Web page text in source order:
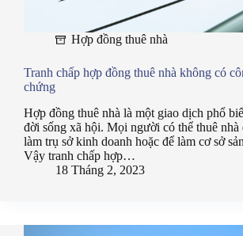
Hợp đồng thuê nhà
Tranh chấp hợp đồng thuê nhà không có
chứng
Hợp đồng thuê nhà là một giao dịch phổ
đời sống xã hội. Mọi người có thể thuê nhà
làm trụ sở kinh doanh hoặc để làm cơ sở
Vậy tranh chấp hợp…
18 Tháng 2, 2023